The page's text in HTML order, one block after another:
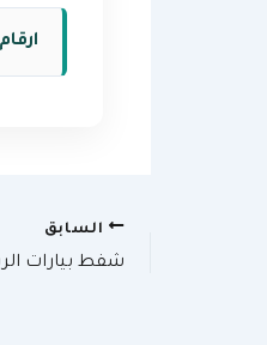
السابق
شفط بيارات